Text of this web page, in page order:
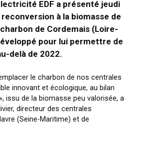
EDF a présenté jeudi
à la biomasse de
de Cordemais (Loire-
pour lui permettre de
delà de 2022.
le charbon de nos centrales
innovant et écologique, au bilan
issu de la biomasse peu valorisée, a
directeur des centrales
(Seine-Maritime) et de